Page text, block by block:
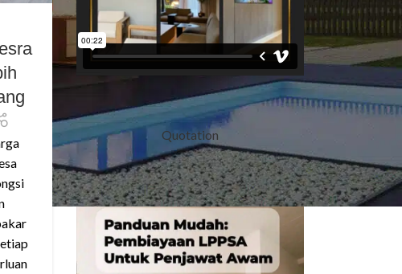
Quotation